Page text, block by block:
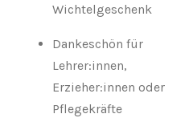
Wichtelgeschenk
Dankeschön für
Lehrer:innen,
Erzieher:innen oder
Pflegekräfte